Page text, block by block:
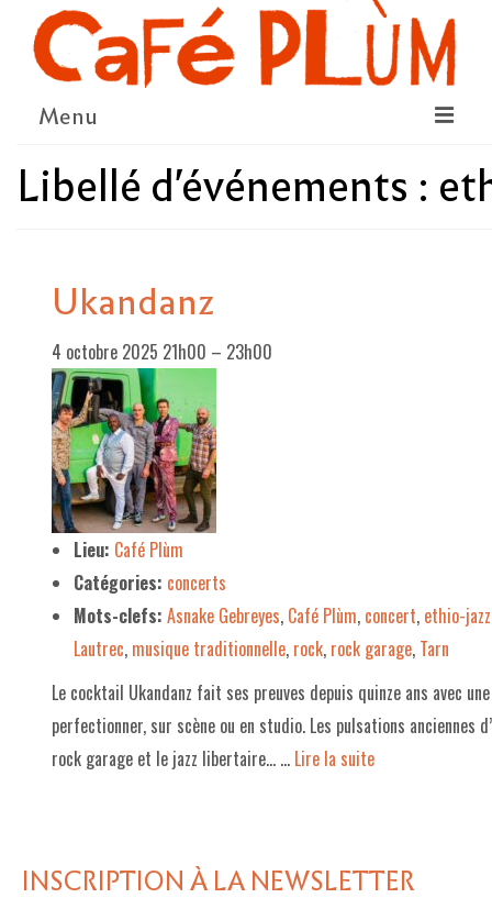
Menu
LE PROJET
NOUS SOUTENIR
LE PROGRAMME
DÉTAIL DES ÉVÉNEMENTS
LA SAISON CULTURELLE
AMI·ES ARTISTES
LE PROJET DE TERRITOIRE
LE CAFÉ/RESTO
LES FORMULES
NOS FOURNISSEUR·EUSE·S
LA LIBRAIRIE
LES EXPOSITIONS
Libellé d'événements :
Ukandanz
4 octobre 2025 21h00 – 23h00
Lieu: Café Plùm
Catégories: concerts
Mots-clefs: Asnake Gebreyes, Café Plùm, concert, ethio-jazz
Lautrec, musique traditionnelle, rock, rock garage, Tarn
Le cocktail Ukandanz fait ses preuves depuis quinze ans avec
perfectionner, sur scène ou en studio. Les pulsations anciennes
rock garage et le jazz libertaire… … Lire la suite­­
INSCRIPTION À LA NEWSLETTER